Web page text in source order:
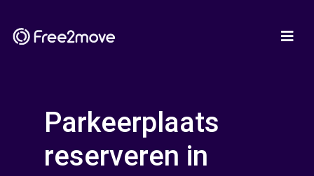
Parkeerplaats
reserveren in